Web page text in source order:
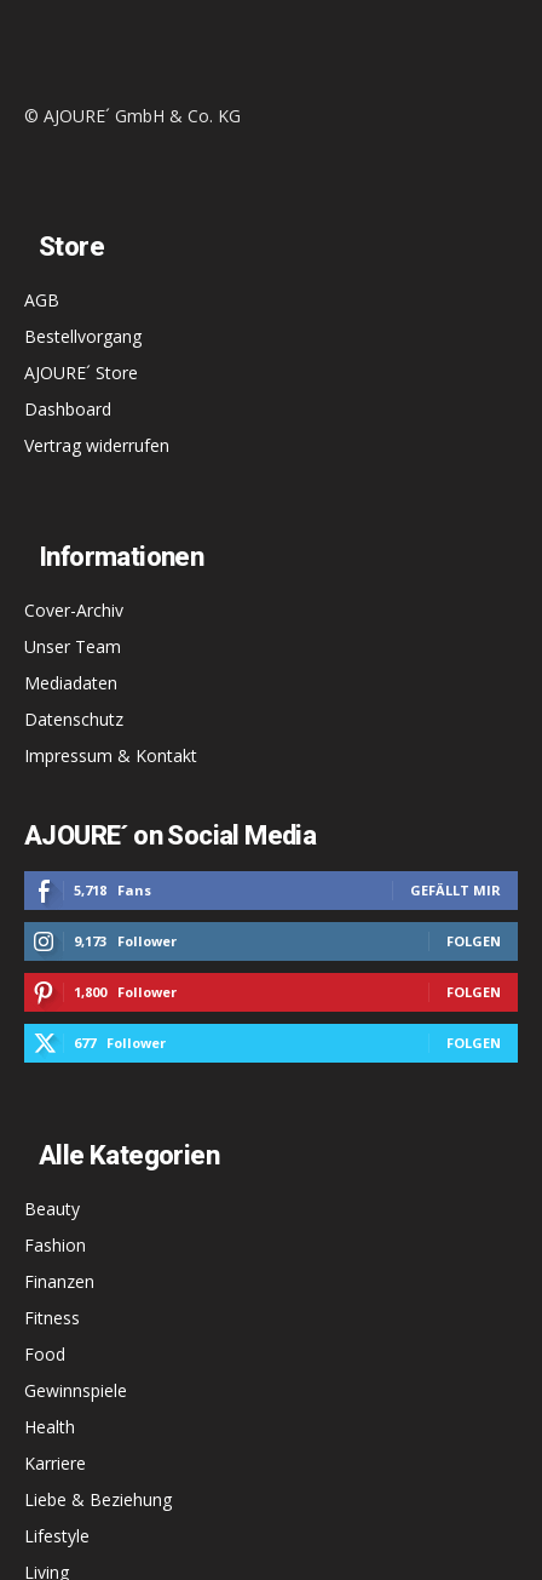
© AJOURE´ GmbH & Co. KG
Store
AGB
Bestellvorgang
AJOURE´ Store
Dashboard
Vertrag widerrufen
Informationen
Cover-Archiv
Unser Team
Mediadaten
Datenschutz
Impressum & Kontakt
AJOURE´ on Social Media
5,718 Fans GEFÄLLT MIR
9,173 Follower FOLGEN
1,800 Follower FOLGEN
677 Follower FOLGEN
Alle Kategorien
Beauty
Fashion
Finanzen
Fitness
Food
Gewinnspiele
Health
Karriere
Liebe & Beziehung
Lifestyle
Living